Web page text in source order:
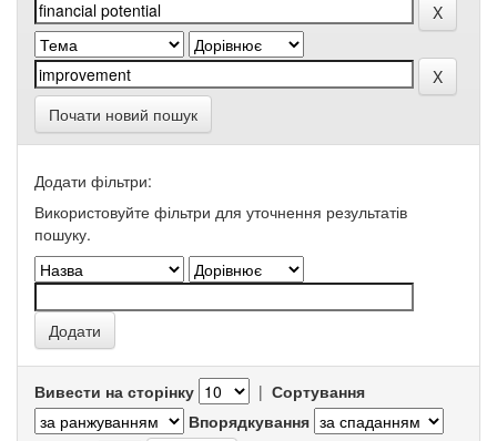
Почати новий пошук
Додати фільтри:
Використовуйте фільтри для уточнення результатів
пошуку.
Вивести на сторінку | Сортування
Впорядкування